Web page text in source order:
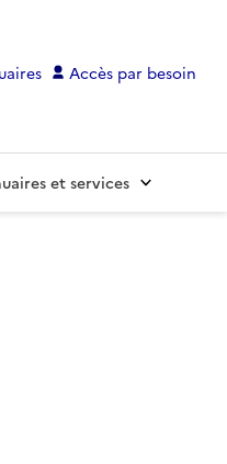
Accès par besoin
et services